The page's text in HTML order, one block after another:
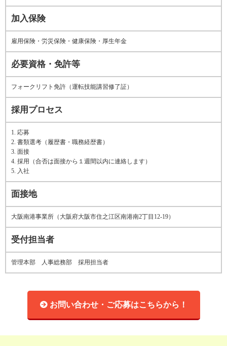
加入保険
雇用保険・労災保険・健康保険・厚生年金
必要資格・免許等
フォークリフト免許（運転技能講習修了証）
採用プロセス
1. 応募
2. 書類選考（履歴書・職務経歴書）
3. 面接
4. 採用（合否は面接から１週間以内に連絡します）
5. 入社
面接地
大阪南港事業所（大阪府大阪市住之江区南港南2丁目12-19）
受付担当者
管理本部 人事総務部 採用担当者
お問い合わせ・ご応募はこちらから！